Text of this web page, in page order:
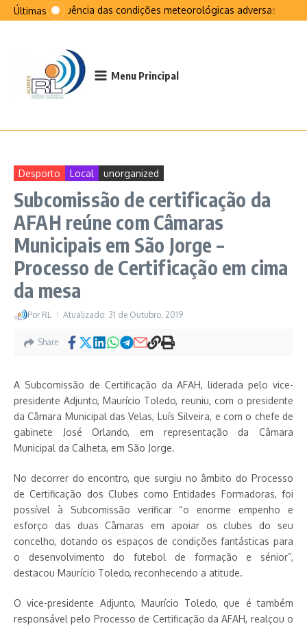
Ir para o conteúdo
ÚltimasNa sequência das condições meteorológicas adversas que
Menu Principal
Desporto Local unorganized
Subcomissão de certificação da
AFAH reúne com Câmaras
Municipais em São Jorge –
Processo de Certificação em cima
da mesa
Por RL Atualizado: 31 de Outubro, 2019
Share
A Subcomissão de Certificação da AFAH, liderada pelo vice-
presidente Adjunto, Maurício Toledo, reuniu, com o presidente
da Câmara Municipal das Velas, Luís Silveira, e com o chefe de
gabinete José Orlando, em representação da Câmara
Municipal da Calheta, em São Jorge.
No decorrer do encontro, que surgiu no âmbito do Processo
de Certificação dos Clubes como Entidades Formadoras, foi
possível à Subcomissão verificar “o enorme empenho e
esforço das duas Câmaras em apoiar os clubes do seu
concelho, dotando os espaços de condições fantásticas para
o desenvolvimento do futebol de formação e sénior”,
destacou Maurício Toledo, reconhecendo a atitude.
O vice-presidente Adjunto, Maurício Toledo, que é também
responsável pelo Processo de Certificação da AFAH, realçou o